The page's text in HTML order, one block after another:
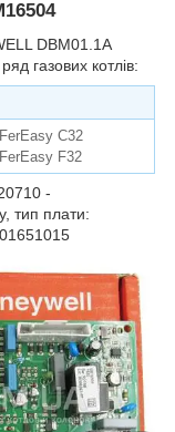
DBM01.1А
газових котлів:
FerEasy C32
FerEasy F32
-
тип плати: